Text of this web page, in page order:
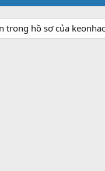
trong hồ sơ của